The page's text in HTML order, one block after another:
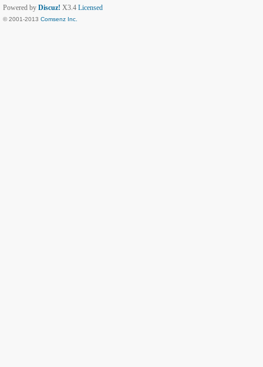
Powered by Discuz! X3.4 Licensed
© 2001-2013 Comsenz Inc.